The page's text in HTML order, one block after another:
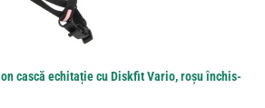
cască echitație cu Diskfit Vario, roșu închis-